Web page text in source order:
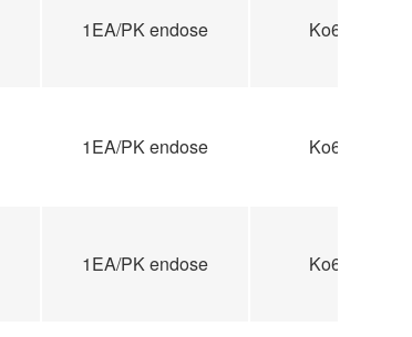
1EA/PK endose Ko60
1EA/PK endose Ko60
1EA/PK endose Ko60